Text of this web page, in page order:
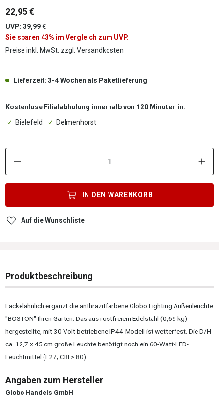
22,95 €
UVP: 39,99 €
Sie sparen 43% im Vergleich zum UVP.
Preise inkl. MwSt. zzgl. Versandkosten
Lieferzeit: 3-4 Wochen als Paketlieferung
Kostenlose Filialabholung innerhalb von 120 Minuten in:
Bielefeld
Delmenhorst
IN DEN WARENKORB
Auf die Wunschliste
Produktbeschreibung
Fackelähnlich ergänzt die anthrazitfarbene Globo Lighting Außenleuchte
"BOSTON" Ihren Garten. Das aus rostfreiem Edelstahl (0,69 kg)
hergestellte, mit 30 Volt betriebene IP44-Modell ist wetterfest. Die D/H
ca. 12,7 x 45 cm große Leuchte benötigt noch ein 60-Watt-LED-
Leuchtmittel (E27; CRI > 80).
Angaben zum Hersteller
Globo Handels GmbH